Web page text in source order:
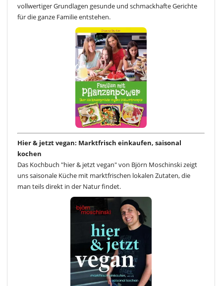
vollwertiger Grundlagen gesunde und schmackhafte Gerichte
für die ganze Familie entstehen.
Hier & jetzt vegan: Marktfrisch einkaufen, saisonal
kochen
Das Kochbuch "hier & jetzt vegan" von Björn Moschinski zeigt
uns saisonale Küche mit marktfrischen lokalen Zutaten, die
man teils direkt in der Natur findet.